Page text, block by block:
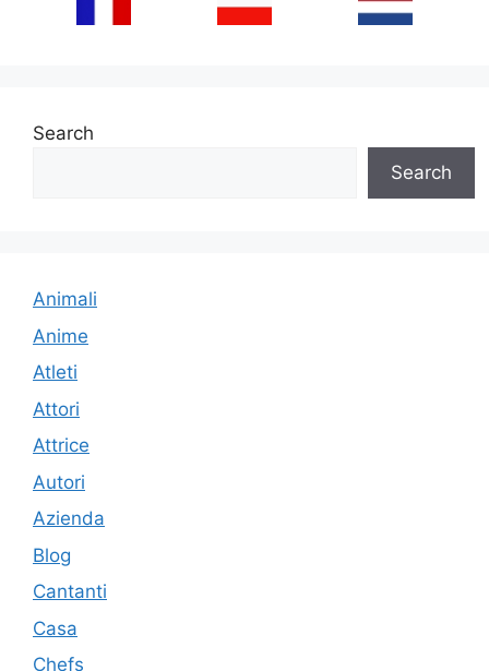
Search
Search
Animali
Anime
Atleti
Attori
Attrice
Autori
Azienda
Blog
Cantanti
Casa
Chefs